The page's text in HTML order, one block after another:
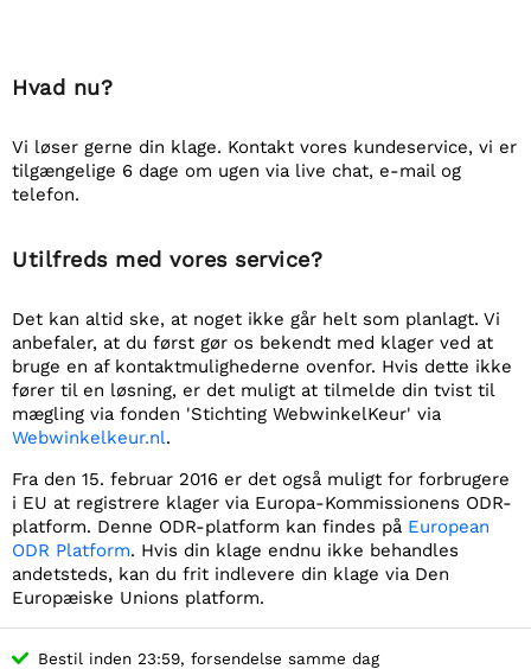
Hvad nu?
Vi løser gerne din klage. Kontakt vores kundeservice, vi er
tilgængelige 6 dage om ugen via live chat, e-mail og
telefon.
Utilfreds med vores service?
Det kan altid ske, at noget ikke går helt som planlagt. Vi
anbefaler, at du først gør os bekendt med klager ved at
bruge en af ​​kontaktmulighederne ovenfor. Hvis dette ikke
fører til en løsning, er det muligt at tilmelde din tvist til
mægling via fonden 'Stichting WebwinkelKeur' via
Webwinkelkeur.nl.
Fra den 15. februar 2016 er det også muligt for forbrugere
i EU at registrere klager via Europa-Kommissionens ODR-
platform. Denne ODR-platform kan findes på European
ODR Platform. Hvis din klage endnu ikke behandles
andetsteds, kan du frit indlevere din klage via Den
Europæiske Unions platform.
Bestil inden 23:59, forsendelse samme dag